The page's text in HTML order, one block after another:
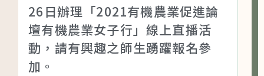
26日辦理「2021有機農業促進論
壇有機農業女子行」線上直播活
動，請有興趣之師生踴躍報名參
加。